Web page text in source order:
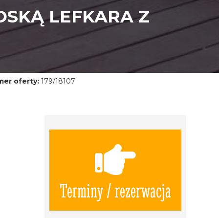
LEFKARA Z
oferty: 179/18107
Terminy / rezerwacja